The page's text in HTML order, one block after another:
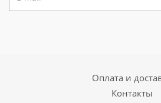
Оплата и
Контакты